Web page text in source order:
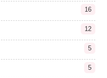
16
12
5
5